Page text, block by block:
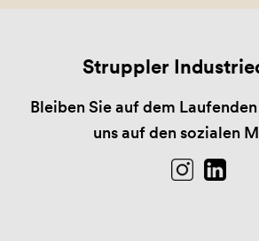
Struppler
Bleiben Sie auf dem
uns auf den sozialen